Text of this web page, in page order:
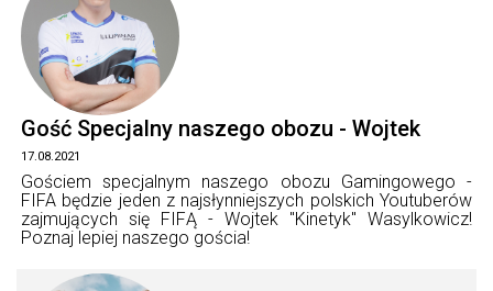
Gość Specjalny naszego obozu - Wojtek
17.08.2021
Gościem specjalnym naszego obozu Gamingowego -
FIFA będzie jeden z najsłynniejszych polskich Youtuberów
zajmujących się FIFĄ - Wojtek "Kinetyk" Wasylkowicz!
Poznaj lepiej naszego gościa!